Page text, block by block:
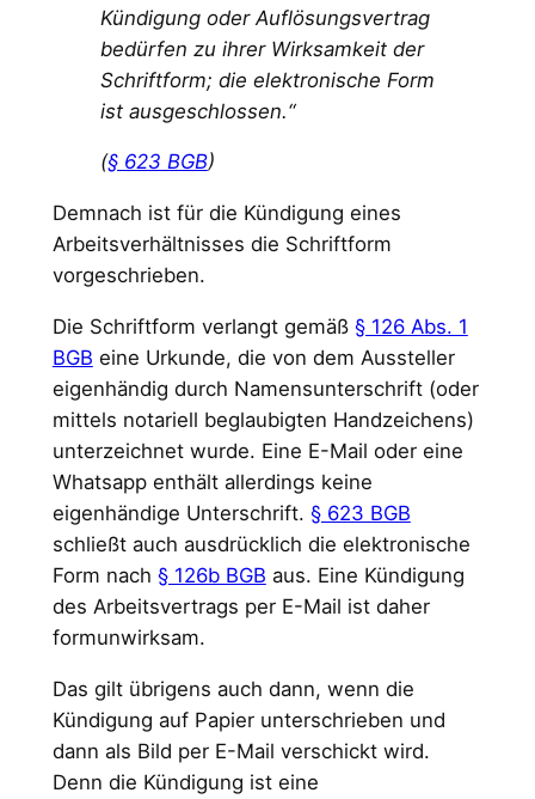
Kündigung oder Auflösungsvertrag
bedürfen zu ihrer Wirksamkeit der
Schriftform; die elektronische Form
ist ausgeschlossen.“
(§ 623 BGB)
Demnach ist für die Kündigung eines
Arbeitsverhältnisses die Schriftform
vorgeschrieben.
Die Schriftform verlangt gemäß § 126 Abs. 1
BGB eine Urkunde, die von dem Aussteller
eigenhändig durch Namensunterschrift (oder
mittels notariell beglaubigten Handzeichens)
unterzeichnet wurde. Eine E-Mail oder eine
Whatsapp enthält allerdings keine
eigenhändige Unterschrift. § 623 BGB
schließt auch ausdrücklich die elektronische
Form nach § 126b BGB aus. Eine Kündigung
des Arbeitsvertrags per E-Mail ist daher
formunwirksam.
Das gilt übrigens auch dann, wenn die
Kündigung auf Papier unterschrieben und
dann als Bild per E-Mail verschickt wird.
Denn die Kündigung ist eine